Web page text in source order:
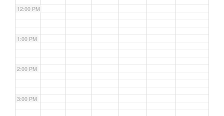
12:00 PM
1:00 PM
2:00 PM
3:00 PM